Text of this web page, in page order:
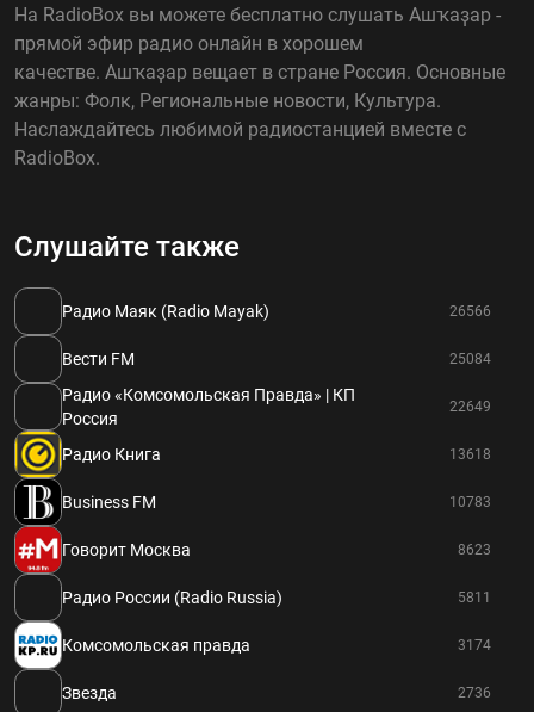
На RadioBox вы можете бесплатно слушать Ашҡаҙар -
прямой эфир радио онлайн в хорошем
качестве. Ашҡаҙар вещает в стране Россия. Основные
жанры: Фолк, Региональные новости, Культура.
Наслаждайтесь любимой радиостанцией вместе с
RadioBox.
Слушайте также
Радио Маяк (Radio Mayak) 26566
Вести FM 25084
Радио «Комсомольская Правда» | КП
Россия
22649
Радио Книга 13618
Business FM 10783
Говорит Москва 8623
Радио России (Radio Russia) 5811
Комсомольская правда 3174
Звезда 2736